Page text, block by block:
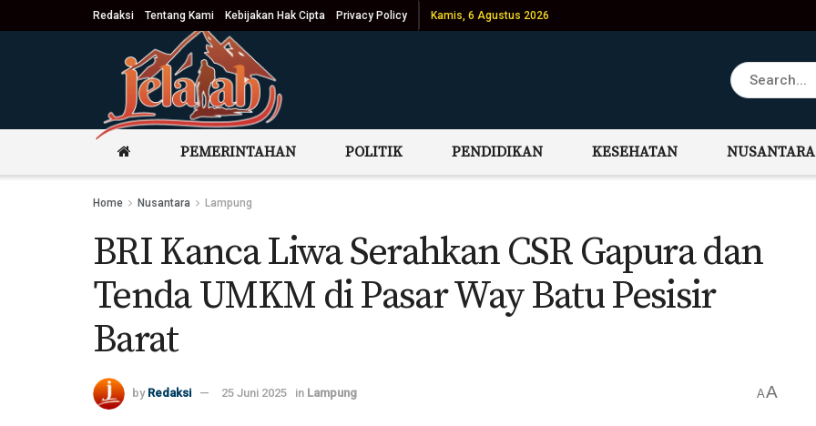
Redaksi Tentang Kami Kebijakan Hak Cipta Privacy Policy Kamis, 6 Agustus 2026
PEMERINTAHAN POLITIK PENDIDIKAN KESEHATAN NUSANTARA
Home Nusantara Lampung
BRI Kanca Liwa Serahkan CSR Gapura dan
Tenda UMKM di Pasar Way Batu Pesisir
Barat
by Redaksi 25 Juni 2025 in Lampung AA